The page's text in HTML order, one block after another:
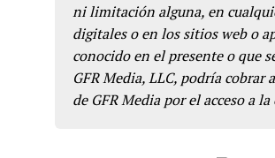
ni limitación alguna, en
digitales o en los sitios web o
conocido en el presente o que
GFR Media, LLC, podría
de GFR Media por el acceso a